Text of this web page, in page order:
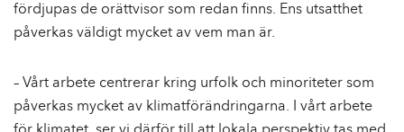
fördjupas de orättvisor som redan finns. Ens utsatthet
påverkas väldigt mycket av vem man är.
– Vårt arbete centrerar kring urfolk och minoriteter som
påverkas mycket av klimatförändringarna. I vårt arbete